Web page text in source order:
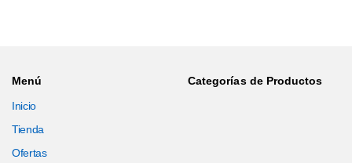
Menú
Inicio
Tienda
Ofertas
Categorías de Productos